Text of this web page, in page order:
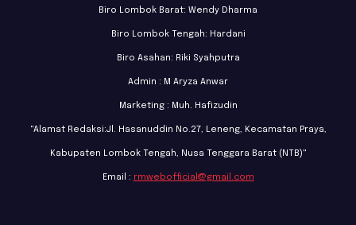
Biro Lombok Barat: Wendy Dharma
Biro Lombok Tengah: Hardani
Biro Asahan: Riki Syahputra
Admin : M Aryza Anwar
Marketing : Muh. Hafizudin
"Alamat Redaksi:Jl. Hasanuddin No.27, Leneng, Kecamatan Praya,
Kabupaten Lombok Tengah, Nusa Tenggara Barat (NTB)"
Email : rmwebofficial@gmail.com